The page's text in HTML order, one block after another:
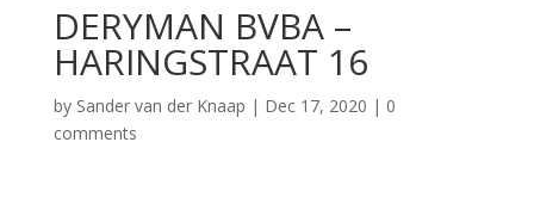
DERYMAN BVBA –
HARINGSTRAAT 16
by Sander van der Knaap | Dec 17, 2020 | 0
comments